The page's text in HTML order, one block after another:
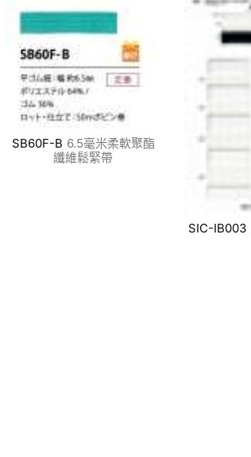
SB60F-B 6.5毫米柔軟聚酯
纖維鬆緊帶
SIC-IB003